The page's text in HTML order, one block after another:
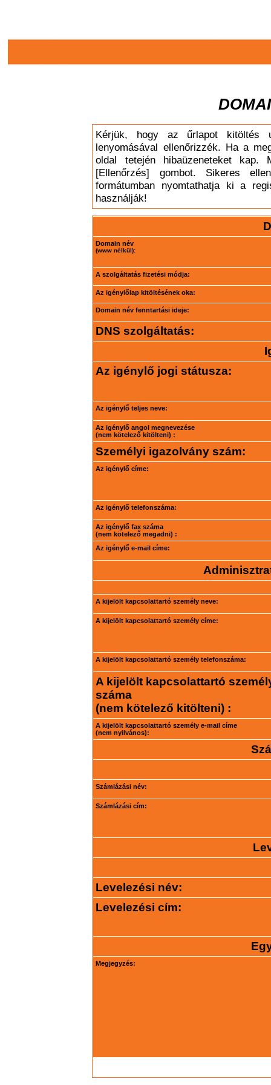
Kérjük, hogy az űrlapot kitöltés
lenyomásával ellenőrizzék. Ha a
oldal tetején hibaüzeneteket
[Ellenőrzés] gombot. Sikeres
formátumban nyomtathatja ki a
használják!
Domain név
(www nélkül):
A szolgáltatás fizetési módja:
Az igénylőlap kitöltésének oka:
Domain név fenntartási ideje:
DNS szolgáltatás:
Az igénylő jogi státusza:
Az igénylő teljes neve:
Az igénylő angol megnevezése
(nem kötelező kitölteni) :
Személyi igazolvány szám:
Az igénylő címe:
Az igénylő telefonszáma:
Az igénylő fax száma
(nem kötelező megadni) :
Az igénylő e-mail címe:
A kijelölt kapcsolattartó személy neve:
A kijelölt kapcsolattartó személy címe:
A kijelölt kapcsolattartó személy telefonszáma:
A kijelölt kapcsolattartó
száma
(nem kötelező kitölteni) :
A kijelölt kapcsolattartó személy e-mail címe
(nem nyilvános):
Számlázási név:
Számlázási cím:
Levelezési név:
Levelezési cím:
Megjegyzés: